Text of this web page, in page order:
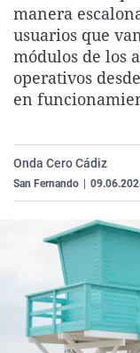
manera
usuarios que
módulos de los
operativos
en
Onda Cero Cádiz
San Fernando